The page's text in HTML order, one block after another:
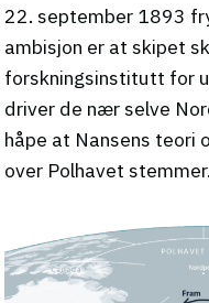
22. september 1893
ambisjon er at skipet
forskningsinstitutt for
driver de nær selve
håpe at Nansens teori
over Polhavet stemmer.